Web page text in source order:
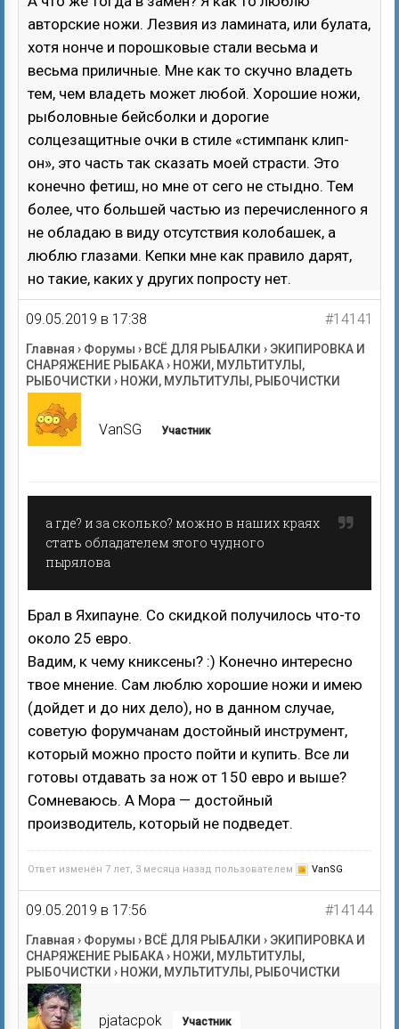
авторские ножи. Лезвия из ламината, или булата,
хотя нонче и порошковые стали весьма и
весьма приличные. Мне как то скучно владеть
тем, чем владеть может любой. Хорошие ножи,
рыболовные бейсболки и дорогие
солцезащитные очки в стиле «стимпанк клип-
он», это часть так сказать моей страсти. Это
конечно фетиш, но мне от сего не стыдно. Тем
более, что большей частью из перечисленного я
не обладаю в виду отсутствия колобашек, а
люблю глазами. Кепки мне как правило дарят,
но такие, каких у других попросту нет.
09.05.2019 в 17:38 #14141
Главная › Форумы › ВСЁ ДЛЯ РЫБАЛКИ › ЭКИПИРОВКА И
СНАРЯЖЕНИЕ РЫБАКА› НОЖИ, МУЛЬТИТУЛЫ,
РЫБОЧИСТКИ › НОЖИ, МУЛЬТИТУЛЫ, РЫБОЧИСТКИ
VanSG Участник
а где? и за сколько? можно в наших краях
стать обладателем этого чудного
пырялова
Брал в Яхипауне. Со скидкой получилось что-то
около 25 евро.
Вадим, к чему книксены? :) Конечно интересно
твое мнение. Сам люблю хорошие ножи и имею
(дойдет и до них дело), но в данном случае,
советую форумчанам достойный инструмент,
который можно просто пойти и купить. Все ли
готовы отдавать за нож от 150 евро и выше?
Сомневаюсь. А Мора — достойный
производитель, который не подведет.
Ответ изменён 7 лет, 3 месяца назад пользователем VanSG.
09.05.2019 в 17:56 #14144
Главная › Форумы › ВСЁ ДЛЯ РЫБАЛКИ › ЭКИПИРОВКА И
СНАРЯЖЕНИЕ РЫБАКА› НОЖИ, МУЛЬТИТУЛЫ,
РЫБОЧИСТКИ › НОЖИ, МУЛЬТИТУЛЫ, РЫБОЧИСТКИ
pjatacpok Участник